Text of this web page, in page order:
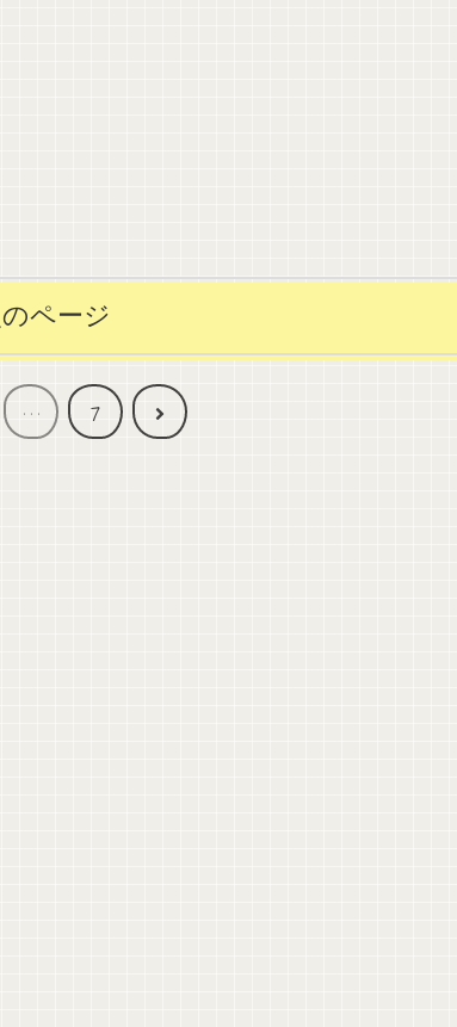
ページ
… 7
次